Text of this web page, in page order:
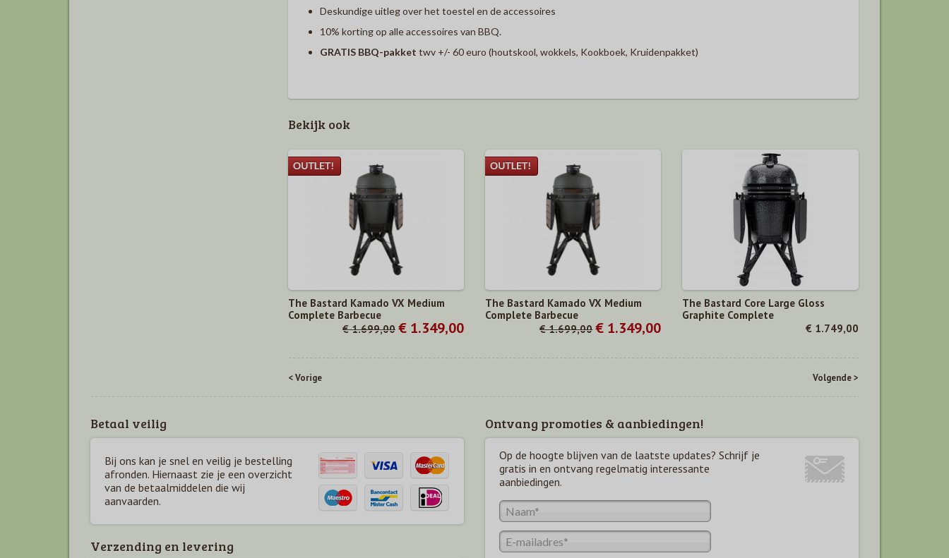
Deskundige uitleg over het toestel en de accessoires
10% korting op alle accessoires van BBQ.
GRATIS BBQ-pakket twv +/- 60 euro (houtskool, wokkels, Kookboek, Kruidenpakket)
Bekijk ook
The Bastard Kamado VX Medium
Complete Barbecue
€ 1.699,00 € 1.349,00
The Bastard Kamado VX Medium
Complete Barbecue
€ 1.699,00 € 1.349,00
The Bastard Core Large Gloss
Graphite Complete
€ 1.749,00
< Vorige Volgende >
Betaal veilig
Bij ons kan je snel en veilig je bestelling
afronden. Hiernaast zie je een overzicht
van de betaalmiddelen die wij
aanvaarden.
Ontvang promoties & aanbiedingen!
Op de hoogte blijven van de laatste updates? Schrijf je
gratis in en ontvang regelmatig interessante
aanbiedingen.
Verzending en levering